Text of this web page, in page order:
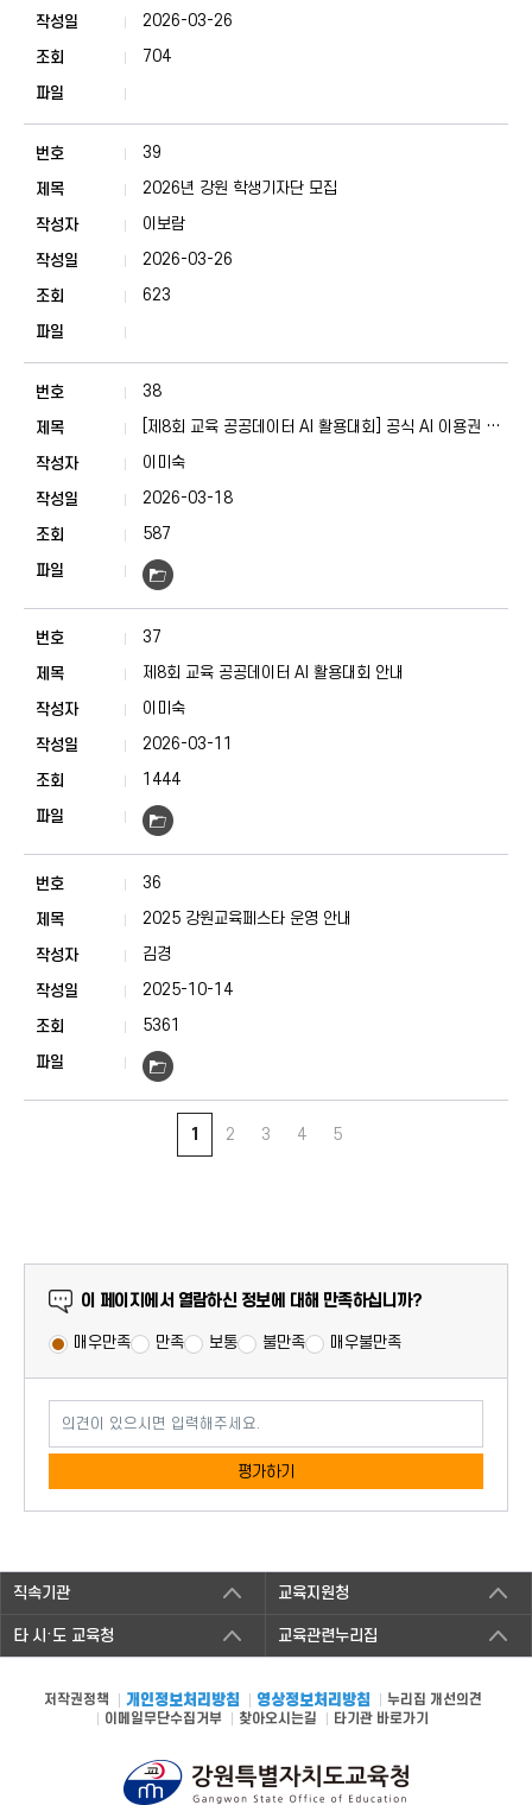
2026-03-26
704
39
2026년 강원 학생기자단 모집
이보람
2026-03-26
623
38
[제8회 교육 공공데이터 AI 활용대회] 공식 AI 이용권 신
이미숙
2026-03-18
587
37
제8회 교육 공공데이터 AI 활용대회 안내
이미숙
2026-03-11
1444
36
2025 강원교육페스타 운영 안내
김경
2025-10-14
5361
1 2 3 4 5
만족도 조사
이 페이지에서 열람하신 정보에 대해 만족하십니까?
매우만족 만족 보통 불만족 매우불만족
평가하기
직속기관 교육지원청
타 시·도 교육청 교육관련누리집
저작권정책 개인정보처리방침 영상정보처리방침
누리집 개선의견
이메일무단수집거부
찾아오시는길 타기관 바로가기